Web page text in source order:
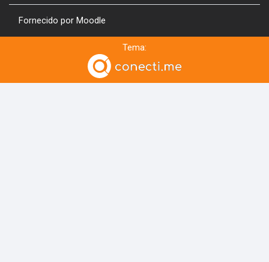
Fornecido por Moodle
Tema: